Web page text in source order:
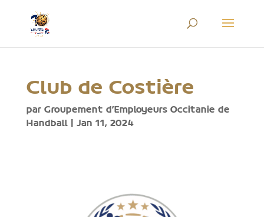
Club de Costière
par Groupement d'Employeurs Occitanie de
Handball| Jan 11, 2024